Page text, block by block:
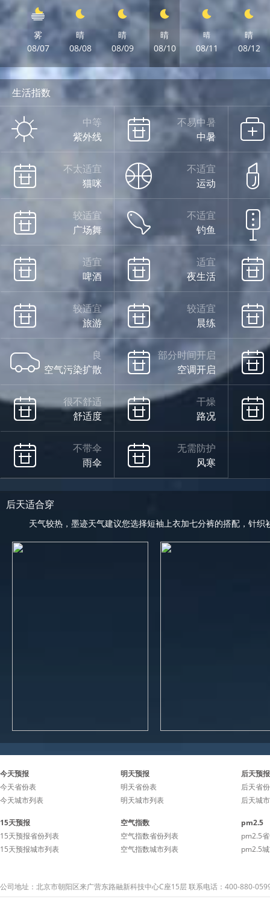
雾
08/07
晴
08/08
晴
08/09
晴
08/10
晴
08/11
晴
08/12
生活指数
中等
紫外线
不易中暑
中暑
不太适宜
猫咪
不适宜
运动
较适宜
广场舞
不适宜
钓鱼
适宜
啤酒
适宜
夜生活
较适宜
旅游
较适宜
晨练
良
空气污染扩散
部分时间开启
空调开启
很不舒适
舒适度
干燥
路况
不带伞
雨伞
无需防护
风寒
后天适合穿
天气较热，墨迹天气建议您选择短袖上衣加七分裤的搭配，针织
今天预报
今天省份表
今天城市列表
明天预报
明天省份表
明天城市列表
后天预报
后天省
后天城
15天预报
15天预报省份列表
15天预报城市列表
空气指数
空气指数省份列表
空气指数城市列表
pm2.5
pm2.5
pm2.5
公司地址：北京市朝阳区来广营东路融新科技中心C座15层 联系电话：400-880-